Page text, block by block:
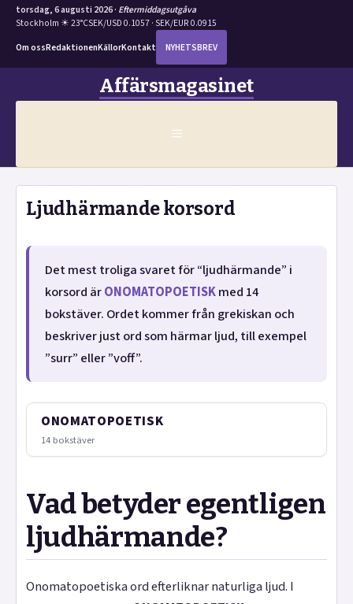
torsdag, 6 augusti 2026 · Eftermiddagsutgåva
Stockholm ☀ 23°CSEK/USD 0.1057 · SEK/EUR 0.0915
Om ossRedaktionenKällorKontakt NYHETSBREV
Affärsmagasinet
MENY
Ljudhärmande korsord
Det mest troliga svaret för “ljudhärmande” i
korsord ärONOMATOPOETISKmed 14
bokstäver. Ordet kommer från grekiskan och
beskriver just ord som härmar ljud, till exempel
”surr” eller ”voff”.
ONOMATOPOETISK
14 bokstäver
Vad betyder egentligen
ljudhärmande?
Onomatopoetiska ord efterliknar naturliga ljud. I